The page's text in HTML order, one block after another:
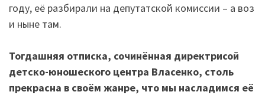
году, её разбирали на депутатской комиссии – а воз
и ныне там.
Тогдашняя отписка, сочинённая директрисой
детско-юношеского центра Власенко, столь
прекрасна в своём жанре, что мы насладимся её